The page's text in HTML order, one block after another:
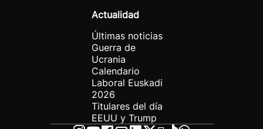
Actualidad
Últimas noticias
Guerra de
Ucrania
Calendario
Laboral Euskadi
2026
Titulares del día
EEUU y Trump